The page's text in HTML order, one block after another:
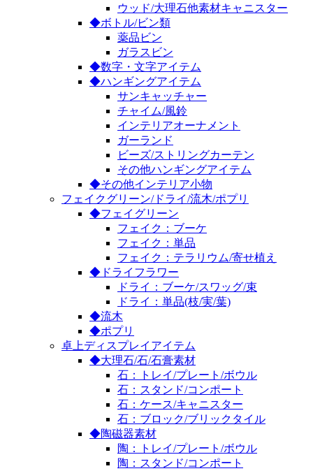
ウッド/大理石他素材キャニスター
◆ボトル/ビン類
薬品ビン
ガラスビン
◆数字・文字アイテム
◆ハンギングアイテム
サンキャッチャー
チャイム/風鈴
インテリアオーナメント
ガーランド
ビーズ/ストリングカーテン
その他ハンギングアイテム
◆その他インテリア小物
フェイクグリーン/ドライ/流木/ポプリ
◆フェイグリーン
フェイク：ブーケ
フェイク：単品
フェイク：テラリウム/寄せ植え
◆ドライフラワー
ドライ：ブーケ/スワッグ/束
ドライ：単品(枝/実/葉)
◆流木
◆ポプリ
卓上ディスプレイアイテム
◆大理石/石/石膏素材
石：トレイ/プレート/ボウル
石：スタンド/コンポート
石：ケース/キャニスター
石：ブロック/ブリックタイル
◆陶磁器素材
陶：トレイ/プレート/ボウル
陶：スタンド/コンポート